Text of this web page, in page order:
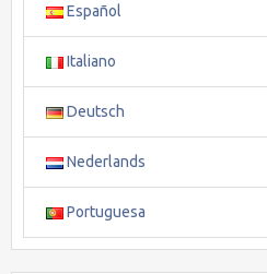
Español
Italiano
Deutsch
Nederlands
Portuguesa